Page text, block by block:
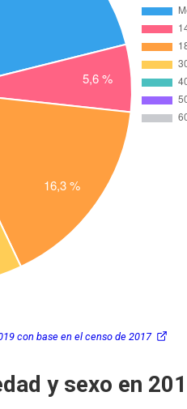
con base en el censo de 2017
y sexo en